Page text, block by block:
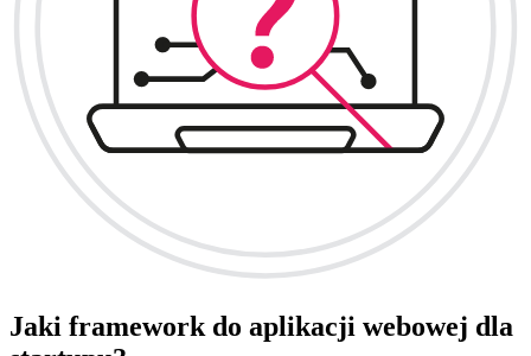
Jaki framework do aplikacji webowej dla